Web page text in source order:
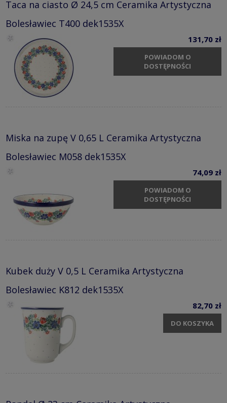
Taca na ciasto Ø 24,5 cm Ceramika Artystyczna
Bolesławiec T400 dek1535X
131,70 zł
POWIADOM O
DOSTĘPNOŚCI
Miska na zupę V 0,65 L Ceramika Artystyczna
Bolesławiec M058 dek1535X
74,09 zł
POWIADOM O
DOSTĘPNOŚCI
Kubek duży V 0,5 L Ceramika Artystyczna
Bolesławiec K812 dek1535X
82,70 zł
DO KOSZYKA